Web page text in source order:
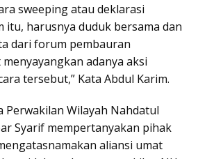
sweeping atau deklarasi
itu, harusnya duduk bersama dan
dari forum pembauran
adanya aksi
tersebut,” Kata Abdul Karim.
Perwakilan Wilayah Nahdatul
Syarif mempertanyakan pihak
aliansi umat